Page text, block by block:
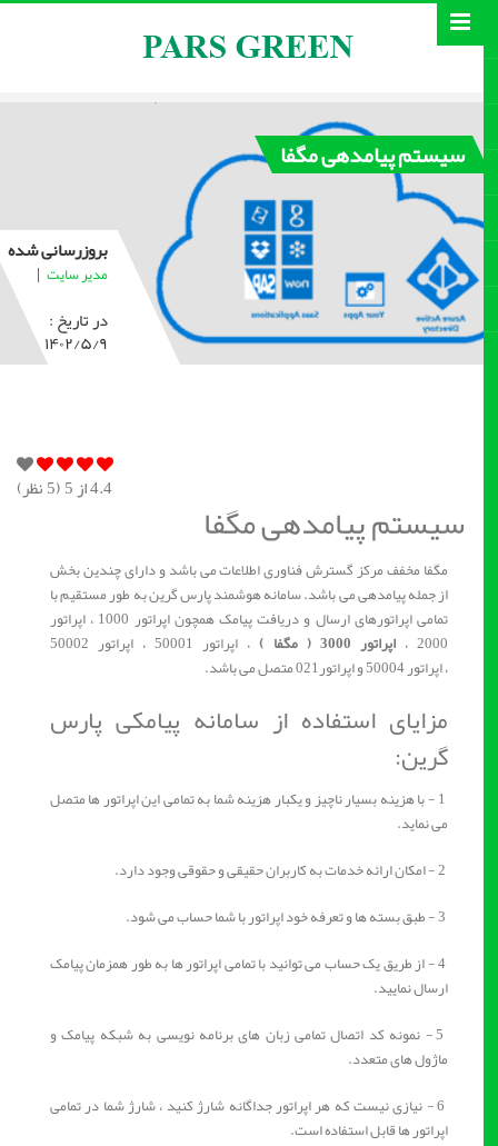
سیستم پیامدهی مگفا
بروزرسانی شده
مدیر سایت |
در تاریخ :
۱۴۰۲/۵/۹
4.4از 5 ( 5نظر)
سیستم پیامدهی مگفا
مگفا مخفف مرکز گسترش فناوری اطلاعات می باشد و دارای چندین بخش
از جمله پیامدهی می باشد. سامانه هوشمند پارس گرین به طور مستقیم با
تمامی اپراتورهای ارسال و دریافت پیامک همچون اپراتور 1000 ، اپراتور
2000 ، اپراتور 3000 ( مگفا )
، اپراتور 50001 ، اپراتور 50002
، اپراتور 50004 و اپراتور021 متصل می باشد.
مزایای استفاده از سامانه پیامکی پارس
گرین:
1 - با هزینه بسیار ناچیز و یکبار هزینه شما به تمامی این اپراتور ها متصل
می نماید.
4 - از طریق یک حساب می توانید با تمامی اپراتور ها به طور همزمان پیامک
ارسال نمایید.
5 - نمونه کد اتصال تمامی زبان های برنامه نویسی به شبکه پیامک و
ماژول های متعدد.
6 - نیازی نیست که هر اپراتور جداگانه شارژ کنید ، شارژ شما در تمامی
اپراتور ها قابل استفاده است.